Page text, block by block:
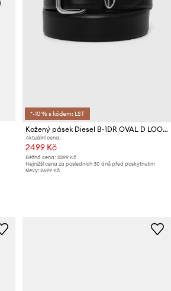
*-10 % s kódem: LST
Kožený pásek Diesel B-1DR OVAL D LOOP
Aktuální cena:
2499 Kč
Běžná cena: 3399 Kč
Nejnižší cena za posledních 30 dnů před poskytnutím
slevy: 2699 Kč